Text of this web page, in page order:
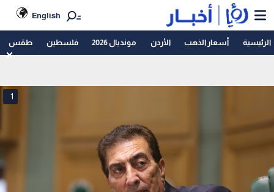
English
الرئيسية أسعار الذهب الأردن مونديال 2026 فلسطين طقس
1